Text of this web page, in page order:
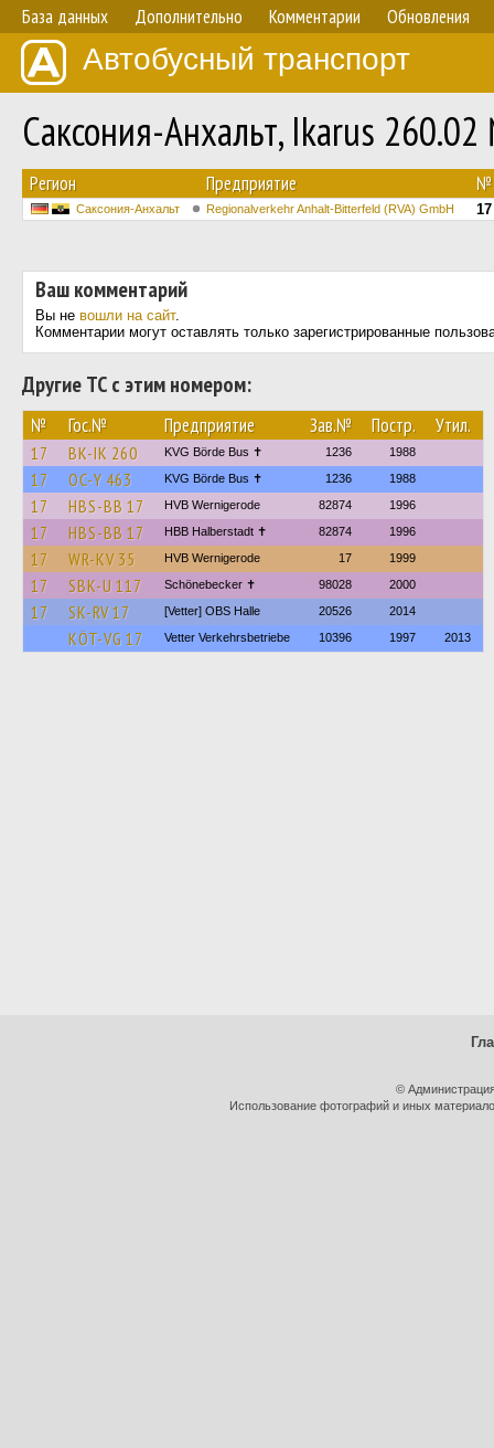
База данных Дополнительно Комментарии Обновления
Автобусный транспорт
Саксония-Анхальт, Ikarus
Регион Предприятие №
Саксония-Анхальт Regionalverkehr Anhalt-Bitterfeld (RVA) GmbH 17
Ваш комментарий
Вы не вошли на сайт.
Комментарии могут оставлять только зарегистрированные
Другие ТС с этим номером:
№ Гос.№ Предприятие Зав.№ Постр. Утил.
17 BK-IK 260 KVG Börde Bus ✝︎ 1236 1988
17 OC-Y 463 KVG Börde Bus ✝︎ 1236 1988
17 HBS-BB 17 HVB Wernigerode 82874 1996
17 HBS-BB 17 HBB Halberstadt ✝︎ 82874 1996
17 WR-KV 35 HVB Wernigerode 17 1999
17 SBK-U 117 Schönebecker ✝ 98028 2000
17 SK-RV 17 [Vetter] OBS Halle 20526 2014
KÖT-VG 17 Vetter Verkehrsbetriebe 10396 1997 2013
©
Использование фотографий и иных